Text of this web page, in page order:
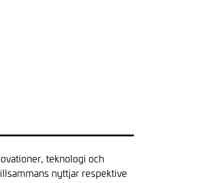
teknologi och
nyttjar respektive